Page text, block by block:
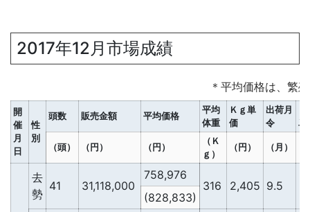
2017年12月市場成績
＊平均価格は、繁
開
催
月
日
性
別
頭数 販売金額 平均価格
平均
体重
Ｋｇ単
価
出荷月
令
単
（頭） （円） （円）
（Ｋ
ｇ）
（円） （月）
去
勢
41 31,118,000
758,976
316
2,405 9.5
(828,833)